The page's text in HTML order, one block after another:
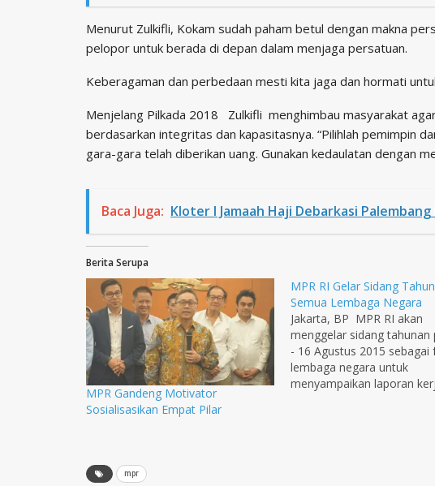
Menurut Zulkifli, Kokam sudah paham betul dengan makna
pelopor untuk berada di depan dalam menjaga persatuan.
Keberagaman dan perbedaan mesti kita jaga dan hormati
Menjelang Pilkada 2018 Zulkifli menghimbau masyarakat
berdasarkan integritas dan kapasitasnya. “Pilihlah pemimpin
gara-gara telah diberikan uang. Gunakan kedaulatan dengan
Baca Juga: Kloter I Jamaah Haji Debarkasi
Berita Serupa
MPR Gandeng Motivator
Sosialisasikan Empat Pilar
MPR RI Gelar Sidang
Semua Lembaga Negara
Jakarta, BP MPR RI akan
menggelar sidang tahunan
- 16 Agustus 2015 sebagai
lembaga negara untuk
menyampaikan laporan
mpr